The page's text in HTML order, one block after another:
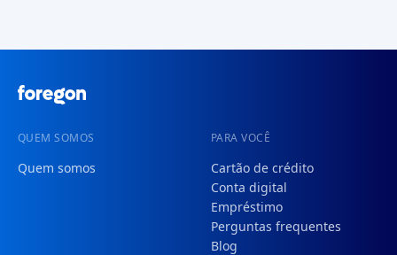
QUEM SOMOS
Quem somos
PARA VOCÊ
Cartão de crédito
Conta digital
Empréstimo
Perguntas frequentes
Blog